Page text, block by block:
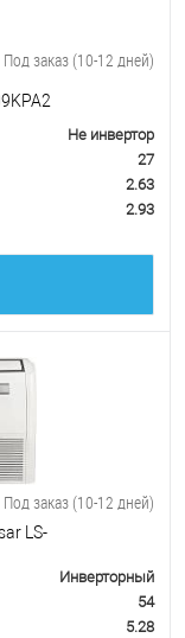
Под заказ (10-12 дней)
Не инвертор
27
2.63
2.93
Под заказ (10-12 дней)
LS-
Инверторный
54
5.28